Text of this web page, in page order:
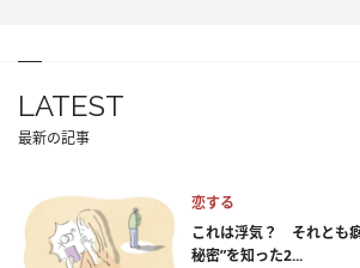
LATEST
最新の記事
恋する
これは浮気？ それとも
秘密”を知った2...